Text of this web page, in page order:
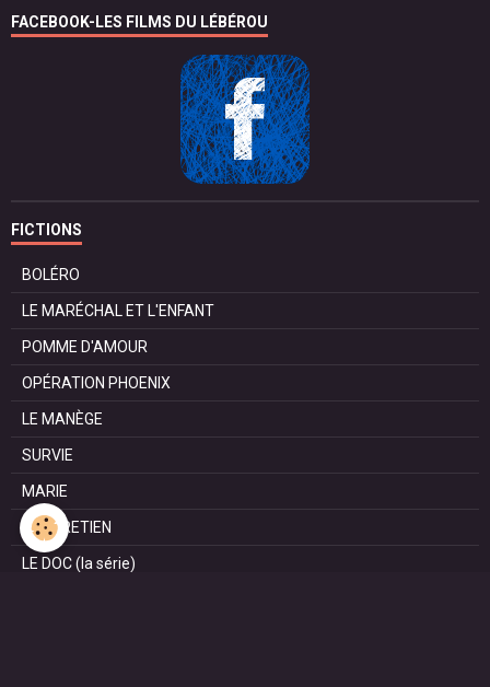
FACEBOOK-LES FILMS DU LÉBÉROU
FICTIONS
BOLÉRO
LE MARÉCHAL ET L'ENFANT
POMME D'AMOUR
OPÉRATION PHOENIX
LE MANÈGE
SURVIE
MARIE
L'ENTRETIEN
LE DOC (la série)